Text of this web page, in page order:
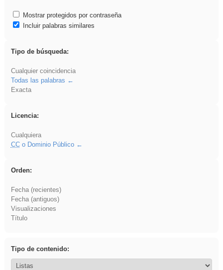
Mostrar protegidos por contraseña
Incluir palabras similares
Tipo de búsqueda:
Cualquier coincidencia
Todas las palabras
Exacta
Licencia:
Cualquiera
CCo Dominio Público
Orden:
Fecha (recientes)
Fecha (antiguos)
Visualizaciones
Título
Tipo de contenido: